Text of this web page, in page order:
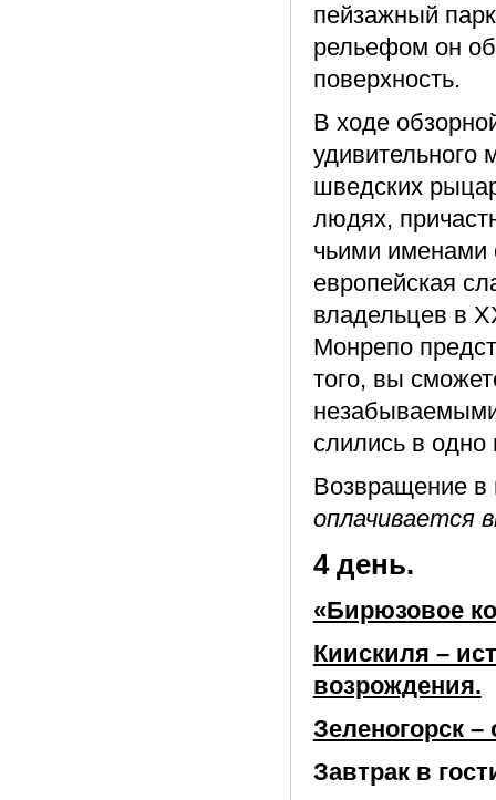
пейзажный
рельефом он
поверхность.
В ходе
удивительного
шведских
людях,
чьими именами
европейская
владельцев в
Монрепо
того, вы
слились в одно
Возвращение в
оплачивается
4 день.
«Бирюзовое
Киискиля –
возрождения.
Зеленогорск –
Завтрак в